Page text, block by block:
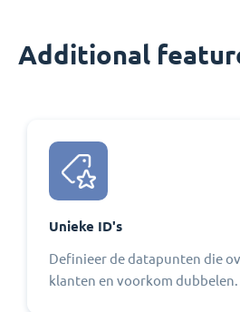
Additional
Unieke ID's
Definieer de datapunten die
klanten en voorkom dubbelen.